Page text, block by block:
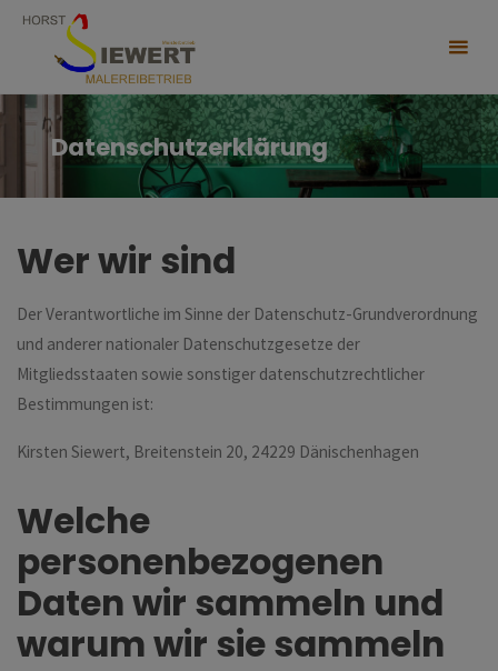
Skip
Datenschutzerklärung
Wer wir sind
Der Verantwortliche im Sinne der Datenschutz-Grundverordnung
und anderer nationaler Datenschutzgesetze der
Mitgliedsstaaten sowie sonstiger datenschutzrechtlicher
Bestimmungen ist:
Kirsten Siewert, Breitenstein 20, 24229 Dänischenhagen
Welche
personenbezogenen
Daten wir sammeln und
warum wir sie sammeln